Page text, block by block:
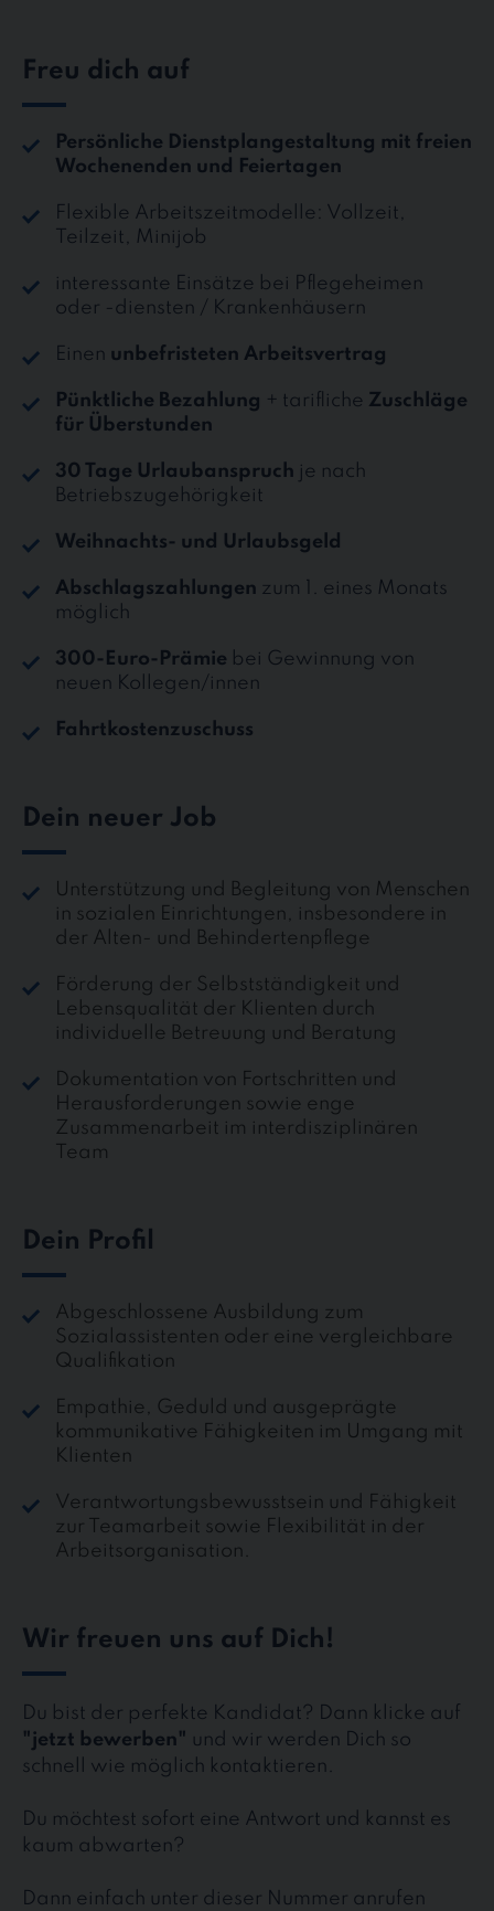
Freu dich auf
Persönliche Dienstplangestaltung mit freien
Wochenenden und Feiertagen
Flexible Arbeitszeitmodelle: Vollzeit,
Teilzeit, Minijob
interessante Einsätze bei Pflegeheimen
oder -diensten / Krankenhäusern
Einen unbefristeten Arbeitsvertrag
Pünktliche Bezahlung + tarifliche Zuschläge
für Überstunden
30 Tage Urlaubanspruch je nach
Betriebszugehörigkeit
Weihnachts- und Urlaubsgeld
Abschlagszahlungen zum 1. eines Monats
möglich
300-Euro-Prämie bei Gewinnung von
neuen Kollegen/innen
Fahrtkostenzuschuss
Dein neuer Job
Unterstützung und Begleitung von Menschen
in sozialen Einrichtungen, insbesondere in
der Alten- und Behindertenpflege
Förderung der Selbstständigkeit und
Lebensqualität der Klienten durch
individuelle Betreuung und Beratung
Dokumentation von Fortschritten und
Herausforderungen sowie enge
Zusammenarbeit im interdisziplinären
Team
Dein Profil
Abgeschlossene Ausbildung zum
Sozialassistenten oder eine vergleichbare
Qualifikation
Empathie, Geduld und ausgeprägte
kommunikative Fähigkeiten im Umgang mit
Klienten
Verantwortungsbewusstsein und Fähigkeit
zur Teamarbeit sowie Flexibilität in der
Arbeitsorganisation.
Wir freuen uns auf Dich!
Du bist der perfekte Kandidat? Dann klicke auf
"jetzt bewerben" und wir werden Dich so
schnell wie möglich kontaktieren.
Du möchtest sofort eine Antwort und kannst es
kaum abwarten?
Dann einfach unter dieser Nummer anrufen